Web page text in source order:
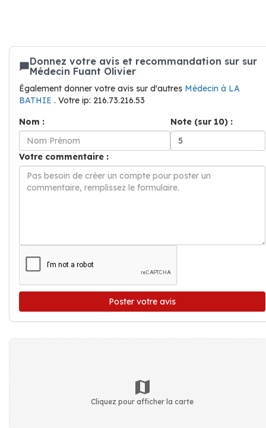
Donnez votre avis et recommandation sur sur
Médecin Fuant Olivier
Également donner votre avis sur d'autres Médecin à LA
BATHIE . Votre ip: 216.73.216.53
Nom :
Note (sur 10) :
Votre commentaire :
Poster votre avis
Cliquez pour afficher la carte